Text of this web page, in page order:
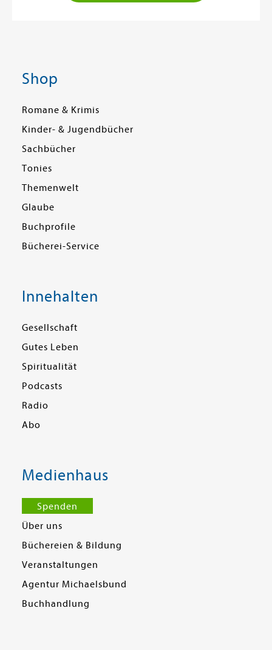
Shop
Romane & Krimis
Kinder- & Jugendbücher
Sachbücher
Tonies
Themenwelt
Glaube
Buchprofile
Bücherei-Service
Innehalten
Gesellschaft
Gutes Leben
Spiritualität
Podcasts
Radio
Abo
Medienhaus
Spenden
Über uns
Büchereien & Bildung
Veranstaltungen
Agentur Michaelsbund
Buchhandlung